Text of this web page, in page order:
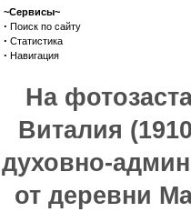
~Сервисы~
· Поиск по сайту
· Статистика
· Навигация
На
Виталия
духовно-
от деревни